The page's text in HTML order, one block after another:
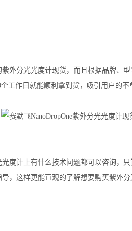
外分光光度计现货，而且根据品牌、
工作日就能顺利拿到货，吸引用户的不
光度计上有什么技术问题都可以咨询，
，这样更能直观的了解想要购买紫外分